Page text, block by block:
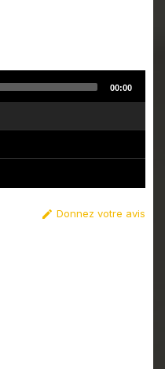
00:00
 Donnez votre avis